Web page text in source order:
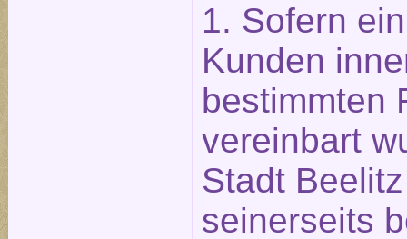
1. Sofern
Kunden
bestimmten
vereinbart
Stadt
seinerseits